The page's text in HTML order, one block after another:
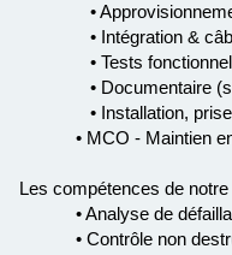
•
• Intégration &
• Tests
• Documentaire
• Installation,
• MCO - Maintien
Les compétences de
• Analyse de
• Contrôle non